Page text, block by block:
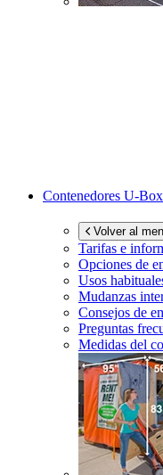
Contenedores U-Box
Volver al
Tarifas e
Opciones de
Usos
Mudanzas
Consejos de
Preguntas
Medidas del